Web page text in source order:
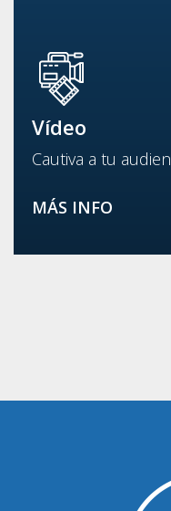
Vídeo
Cautiva a tu
MÁS INFO